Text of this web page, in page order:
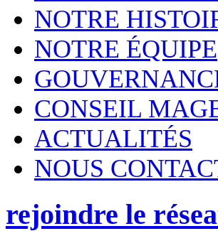
NOTRE
NOTRE ÉQUIPE
CONSEIL
ACTUALITÉS
NOUS
rejoindre le